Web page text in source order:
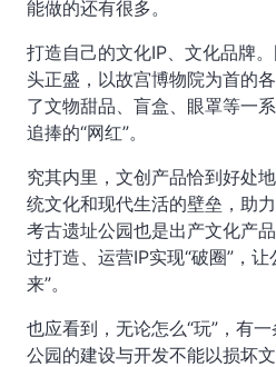
能做的还有很多。
打造自己的文化IP、文化品牌
头正盛，以故宫博物院为首的
了文物甜品、盲盒、眼罩等一
追捧的“网红”。
究其内里，文创产品恰到好处
统文化和现代生活的壁垒，助
考古遗址公园也是出产文化产
过打造、运营IP实现“破圈”，
来”。
也应看到，无论怎么“玩”，有
公园的建设与开发不能以损坏